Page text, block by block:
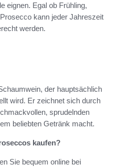
eignen. Egal ob Frühling,
kann jeder Jahreszeit
werden.
der hauptsächlich
wird. Er zeichnet sich durch
sprudelnden
beliebten Getränk macht.
kaufen?
Sie bequem online bei